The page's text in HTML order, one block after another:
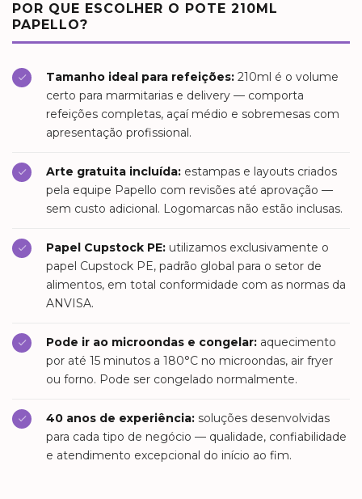
POR QUE ESCOLHER O POTE 210ML
PAPELLO?
Tamanho ideal para refeições: 210ml é o volume
certo para marmitarias e delivery — comporta
refeições completas, açaí médio e sobremesas com
apresentação profissional.
Arte gratuita incluída: estampas e layouts criados
pela equipe Papello com revisões até aprovação —
sem custo adicional. Logomarcas não estão inclusas.
Papel Cupstock PE: utilizamos exclusivamente o
papel Cupstock PE, padrão global para o setor de
alimentos, em total conformidade com as normas da
ANVISA.
Pode ir ao microondas e congelar: aquecimento
por até 15 minutos a 180°C no microondas, air fryer
ou forno. Pode ser congelado normalmente.
40 anos de experiência: soluções desenvolvidas
para cada tipo de negócio — qualidade, confiabilidade
e atendimento excepcional do início ao fim.